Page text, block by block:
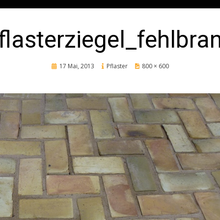
Posted
17 Mai, 2013 Pflaster 800 × 600